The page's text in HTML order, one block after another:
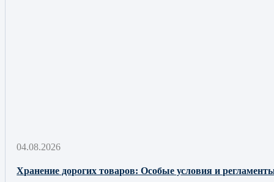
04.08.2026
Хранение дорогих товаров: Особые условия и